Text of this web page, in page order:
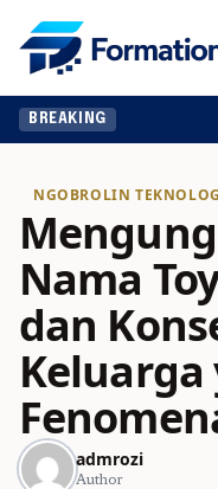
BREAKING
NGOBROLIN
Nama
dan
Keluarga
admrozi
Author